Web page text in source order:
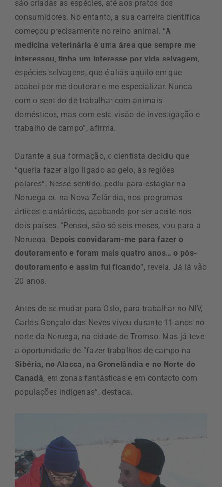
são criadas as espécies, até aos pratos dos
consumidores. No entanto, a sua carreira científica
começou precisamente no reino animal. “A
medicina veterinária é uma área que sempre me
interessou, tinha um interesse por vida selvagem,
espécies selvagens, que é aliás aquilo em que
acabei por me doutorar e me especializar. Nunca
com o sentido de trabalhar com animais
domésticos, mas com esta visão de investigação e
trabalho de campo”, afirma.
Durante a sua formação, o cientista decidiu que
“queria fazer algo ligado ao gelo, às regiões
polares”. Nesse sentido, pediu para estagiar na
Noruega ou na Nova Zelândia, nos programas
árticos e antárticos, acabando por ser aceite nos
dois países. “Pensei, são só seis meses, vou para a
Noruega. Depois convidaram-me para fazer o
doutoramento e foram mais quatro anos… o pós-
doutoramento e assim fui ficando“, revela. Já lá vão
20 anos.
Antes de se mudar para Oslo, para trabalhar no NIV,
Carlos Gonçalo das Neves viveu durante 11 anos no
norte da Noruega, na cidade de Tromso. Mas já teve
a oportunidade de “fazer trabalhos de campo na
Sibéria, no Alasca, na Gronelândia e no Norte do
Canadá, em zonas fantásticas e em contacto com
populações indígenas”, destaca.